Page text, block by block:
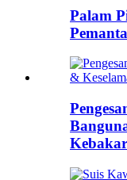
Palam